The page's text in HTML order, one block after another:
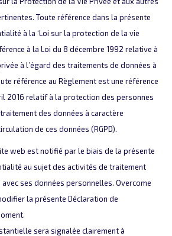
Toute référence dans la présente
à la ‘Loi sur la protection de la vie
à la Loi du 8 décembre 1992 relative à
à l’égard des traitements de données à
référence au Règlement est une référence
2016 relatif à la protection des personnes
des données à caractère
de ces données (RGPD).
web est notifié par le biais de la présente
au sujet des activités de traitement
avec ses données personnelles. Overcome
la présente Déclaration de
sera signalée clairement à